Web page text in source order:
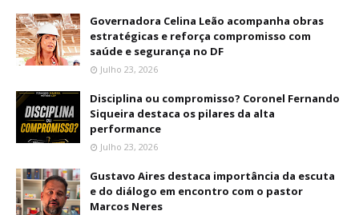
Governadora Celina Leão acompanha obras
estratégicas e reforça compromisso com
saúde e segurança no DF
Julho 23, 2026
Disciplina ou compromisso? Coronel Fernando
Siqueira destaca os pilares da alta
performance
Julho 23, 2026
Gustavo Aires destaca importância da escuta
e do diálogo em encontro com o pastor
Marcos Neres